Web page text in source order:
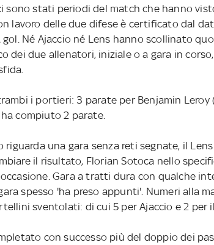
sono stati periodi del match che hanno
lavoro delle due difese è certificato dal
Né Ajaccio né Lens hanno scollinato
dei due allenatori, iniziale o a gara in
i portieri: 3 parate per Benjamin Leroy
compiuto 2 parate.
riguarda una gara senza reti segnate, il
il risultato, Florian Sotoca nello
Gara a tratti dura con qualche
spesso 'ha preso appunti'. Numeri alla
sventolati: di cui 5 per Ajaccio e 2 per
con successo più del doppio dei